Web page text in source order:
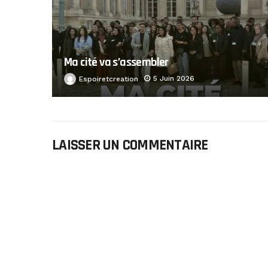
Ma cité va s’assembler
Espoiretcreation 5 Juin 2026
LAISSER UN COMMENTAIRE